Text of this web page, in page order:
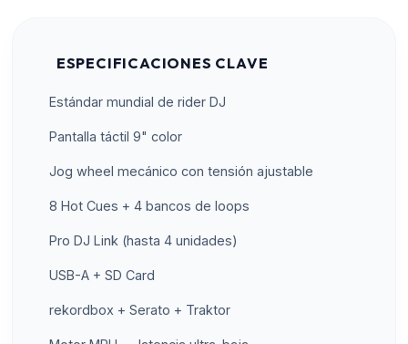
ESPECIFICACIONES CLAVE
Estándar mundial de rider DJ
Pantalla táctil 9" color
Jog wheel mecánico con tensión ajustable
8 Hot Cues + 4 bancos de loops
Pro DJ Link (hasta 4 unidades)
USB-A + SD Card
rekordbox + Serato + Traktor